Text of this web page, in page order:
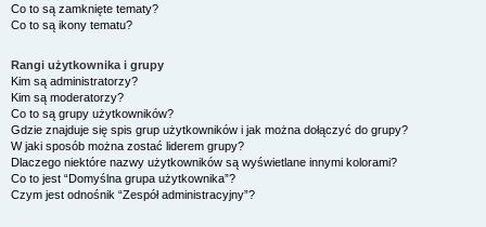
Co to są zamknięte tematy?
Co to są ikony tematu?
Rangi użytkownika i grupy
Kim są administratorzy?
Kim są moderatorzy?
Co to są grupy użytkowników?
Gdzie znajduje się spis grup użytkowników i jak można dołączyć do grupy?
W jaki sposób można zostać liderem grupy?
Dlaczego niektóre nazwy użytkowników są wyświetlane innymi kolorami?
Co to jest “Domyślna grupa użytkownika”?
Czym jest odnośnik “Zespół administracyjny”?